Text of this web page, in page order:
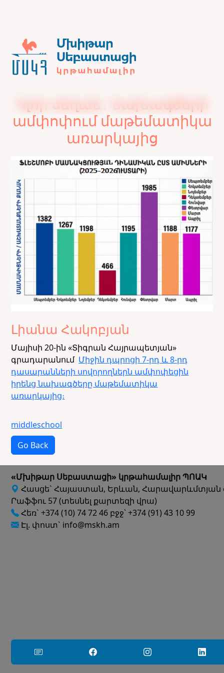
Կլոր սեղան․ նախագծերի
ամփոփում մաթեմատիկա
առարկայից
Լիանա Հակոբյան
Մայիսի 20-ին «Տիգրան Հայրապետյան»
գրադարանում Միջին դպրոցի 7-րդ և 8-րդ
դասարանների սովորողներն ամփոփեցին
իրենց նախագծերը մաթեմատիկա
առարկայից։
middleschool
Go Back
«Մխիթար Սեբաստացի» կրթահամալիր ՊՈԱԿ
Հասցե` Հայաստան, Երևան, Հարավարևմտյան
Րաֆֆու 57 (տեսնել քարտեզի վրա)
Հեռ` +374 (10) 74 72 46 բջջ՝ +374 (91) 43 10 99
Էլ. փոստ` info@mskh.am